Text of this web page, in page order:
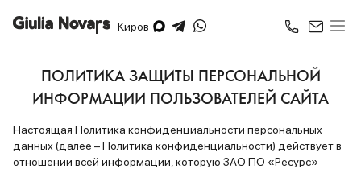
Киров
ПОЛИТИКА ЗАЩИТЫ ПЕРСОНАЛЬНОЙ
ИНФОРМАЦИИ ПОЛЬЗОВАТЕЛЕЙ САЙТА
Настоящая Политика конфиденциальности персональных
данных (далее – Политика конфиденциальности) действует в
отношении всей информации, которую ЗАО ПО «Ресурс»